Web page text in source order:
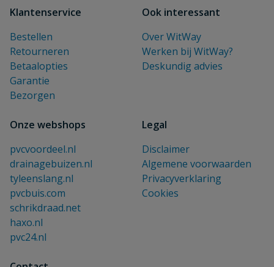
Klantenservice
Bestellen
Retourneren
Betaalopties
Garantie
Bezorgen
Ook interessant
Over WitWay
Werken bij WitWay?
Deskundig advies
Onze webshops
pvcvoordeel.nl
drainagebuizen.nl
tyleenslang.nl
pvcbuis.com
schrikdraad.net
haxo.nl
pvc24.nl
Legal
Disclaimer
Algemene voorwaarden
Privacyverklaring
Cookies